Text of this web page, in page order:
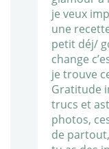
je veux
une
petit déj/
change
je trouve
Gratitude
trucs et
photos,
de